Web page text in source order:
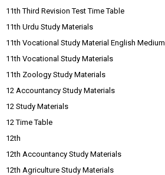
11th Third Revision Test Time Table
11th Urdu Study Materials
11th Vocational Study Material English Medium
11th Vocational Study Materials
11th Zoology Study Materials
12 Accountancy Study Materials
12 Study Materials
12 Time Table
12th
12th Accountancy Study Materials
12th Agriculture Study Materials